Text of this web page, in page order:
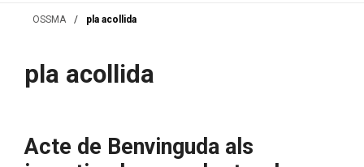
OSSMA / pla acollida
pla acollida
Acte de Benvinguda als